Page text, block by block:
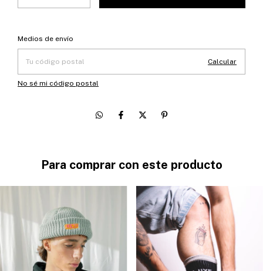
Entregas para el CP:
Medios de envío
Calcular
No sé mi código postal
Para comprar con este producto